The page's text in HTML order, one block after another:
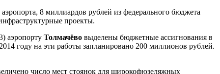
8 миллиардов рублей из федерального бюджета
проекты.
аэропорту Толмачёво выделены бюджетные ассигнования в
году на эти работы запланировано 200 миллионов рублей.
число мест стоянок для широкофюзеляжных